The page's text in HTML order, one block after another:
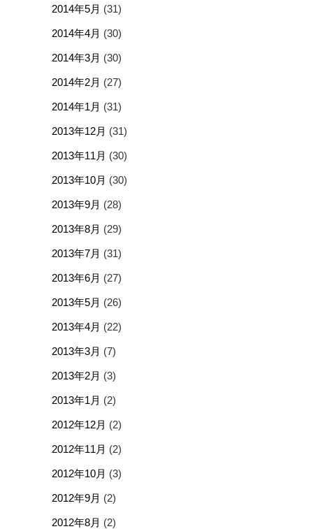
2014年5月 (31)
2014年4月 (30)
2014年3月 (30)
2014年2月 (27)
2014年1月 (31)
2013年12月 (31)
2013年11月 (30)
2013年10月 (30)
2013年9月 (28)
2013年8月 (29)
2013年7月 (31)
2013年6月 (27)
2013年5月 (26)
2013年4月 (22)
2013年3月 (7)
2013年2月 (3)
2013年1月 (2)
2012年12月 (2)
2012年11月 (2)
2012年10月 (3)
2012年9月 (2)
2012年8月 (2)